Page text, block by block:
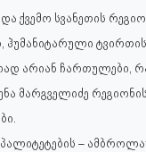
ქვემო სვანეთის
არიან ჩართულები,
მარგველიძე
–